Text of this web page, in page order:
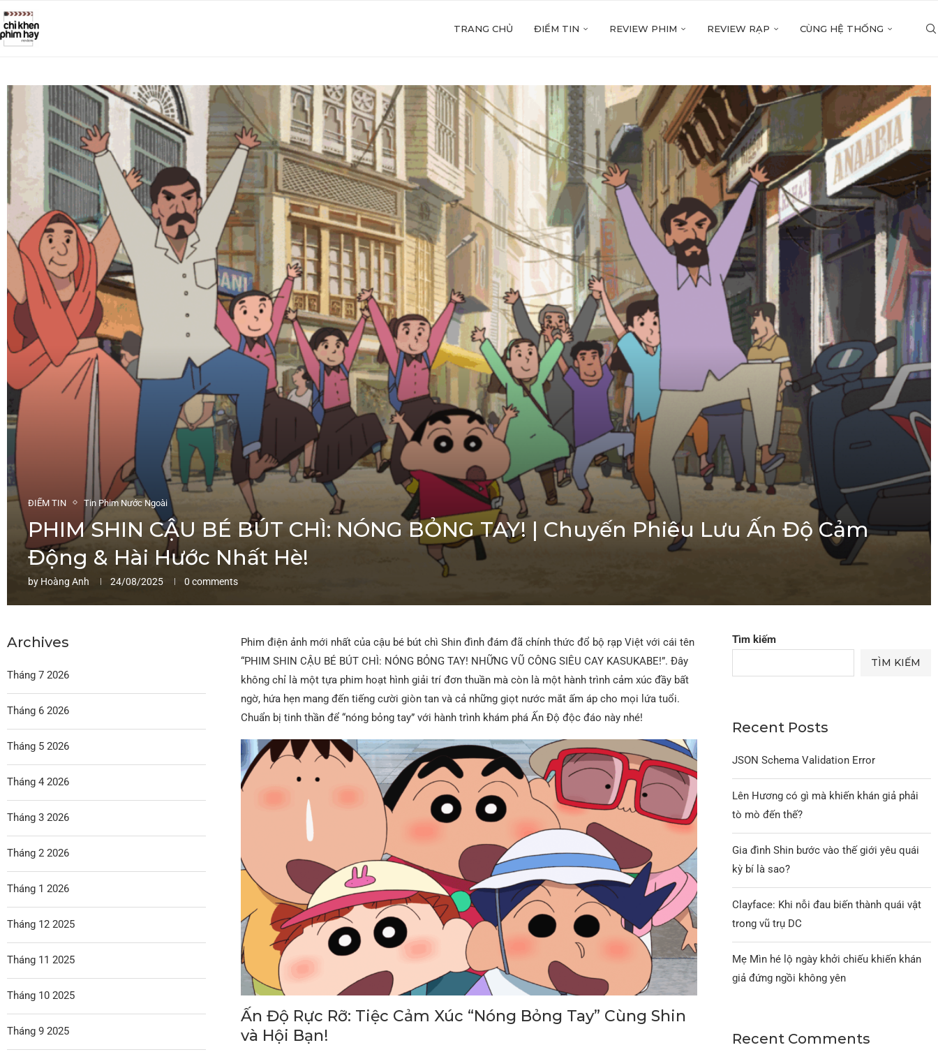
TRANG CHỦ ĐIỂM TIN REVIEW PHIM REVIEW RẠP CÙNG HỆ THỐNG
ĐIỂM TIN Tin Phim Nước Ngoài
PHIM SHIN CẬU BÉ BÚT CHÌ: NÓNG BỎNG TAY! | Chuyến Phiêu Lưu Ấn Độ Cảm
Động & Hài Hước Nhất Hè!
by Hoàng Anh 24/08/2025 0 comments
Phim điện ảnh mới nhất của cậu bé bút chì Shin đình đám đã chính thức đổ bộ rạp Việt với cái tên
“PHIM SHIN CẬU BÉ BÚT CHÌ: NÓNG BỎNG TAY! NHỮNG VŨ CÔNG SIÊU CAY KASUKABE!”. Đây
không chỉ là một tựa phim hoạt hình giải trí đơn thuần mà còn là một hành trình cảm xúc đầy bất
ngờ, hứa hẹn mang đến tiếng cười giòn tan và cả những giọt nước mắt ấm áp cho mọi lứa tuổi.
Chuẩn bị tinh thần để “nóng bỏng tay” với hành trình khám phá Ấn Độ độc đáo này nhé!
Ấn Độ Rực Rỡ: Tiệc Cảm Xúc “Nóng Bỏng Tay” Cùng Shin
và Hội Bạn!
Tìm kiếm
TÌM KIẾM
Recent Posts
JSON Schema Validation Error
Lên Hương có gì mà khiến khán giả phải
tò mò đến thế?
Gia đình Shin bước vào thế giới yêu quái
kỳ bí là sao?
Clayface: Khi nỗi đau biến thành quái vật
trong vũ trụ DC
Mẹ Mìn hé lộ ngày khởi chiếu khiến khán
giả đứng ngồi không yên
Recent Comments
Archives
Tháng 7 2026
Tháng 6 2026
Tháng 5 2026
Tháng 4 2026
Tháng 3 2026
Tháng 2 2026
Tháng 1 2026
Tháng 12 2025
Tháng 11 2025
Tháng 10 2025
Tháng 9 2025